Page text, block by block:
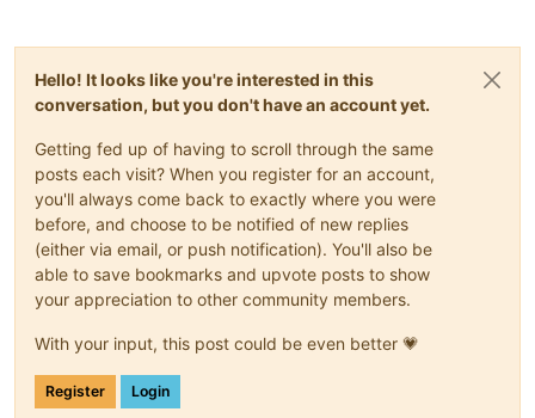
08:31:49.021 TIC: Error [EASD04	00746056159	?]
08:31:50.301 MQT: teleinfo/tele/SENSOR = {"Time"
08:31:54.309 MQT: teleinfo/tele/SENSOR = {"Time":
08:31:56.238 TIC: Error [CCAIUMOY1	H240213083000	238	2]
08:31:57.303 MQT: teleinfo/tele/SENSOR = {"Time":
08:31:58.898 TIC: Error [SMAXSN3-1	H24027	H]
08:32:00.324 MQT: teleinfo/tele/SENSOR = {"Time"
08:32:02.243 TIC: Error [SMAX"]
08:32:03.316 MQT: teleinfo/tele/SENSOR = {" Time":"
08:32:05.002 TIC: Error [SIN0547	D]
08:32:07.886 TIC: Error [EAITF]
08:32:11.082 TIC: Error [EASF56160	7]
08:32:13.305 MQT: teleinfo/tele/SENSOR = {"
Hello! It looks like you're interested in this
conversation, but you don't have an account yet.
Getting fed up of having to scroll through the same
posts each visit? When you register for an account,
you'll always come back to exactly where you were
before, and choose to be notified of new replies
(either via email, or push notification). You'll also be
able to save bookmarks and upvote posts to show
your appreciation to other community members.
With your input, this post could be even better 💗
Register Login